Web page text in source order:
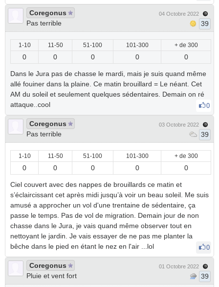
Coregonus
Pas terrible
04 Octobre 2022
39
1-10 11-50 51-100 101-300 + de 300
0 0 0 0 0
Dans le Jura pas de chasse le mardi, mais je suis quand même
allé fouiner dans la plaine. Ce matin brouillard = Le néant. Cet
AM du soleil et seulement quelques sédentaires. Demain on ré
attaque..cool
0
Coregonus
Pas terrible
03 Octobre 2022
39
1-10 11-50 51-100 101-300 + de 300
0 0 0 0 0
Ciel couvert avec des nappes de brouillards ce matin et
s’éclaircissant cet après midi jusqu’à voir un beau soleil. Me suis
amusé a approcher un vol d'une trentaine de sédentaire, ça
passe le temps. Pas de vol de migration. Demain jour de non
chasse dans le Jura, je vais quand même observer tout en
nettoyant le jardin. Je vais essayer de ne pas me planter la
bêche dans le pied en étant le nez en l'air ...lol
0
Coregonus
Pluie et vent fort
01 Octobre 2022
39